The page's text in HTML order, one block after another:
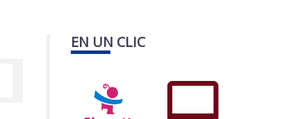
EN UN CLIC